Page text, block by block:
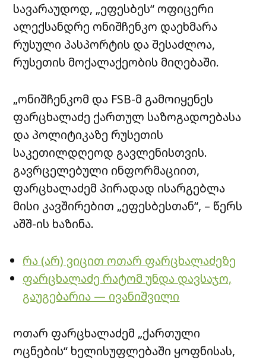
სავარაუდოდ, „ეფესბეს“ ოფიცერი
ალექსანდრე ონიშჩენკო დაეხმარა
რუსული პასპორტის და შესაძლოა,
რუსეთის მოქალაქეობის მიღებაში.
„ონიშჩენკომ და FSB-მ გამოიყენეს
ფარცხალაძე ქართულ საზოგადოებასა
და პოლიტიკაზე რუსეთის
საკეთილდღეოდ გავლენისთვის.
გავრცელებული ინფორმაციით,
ფარცხალაძემ პირადად ისარგებლა
მისი კავშირებით „ეფესბესთან“, – წერს
აშშ-ის ხაზინა.
რა (არ) ვიცით ოთარ ფარცხალაძეზე
ფარცხალაძე რატომ უნდა დავსაჯო,
გაუგებარია — ივანიშვილი
ოთარ ფარცხალაძემ „ქართული
ოცნების“ ხელისუფლებაში ყოფნისას,